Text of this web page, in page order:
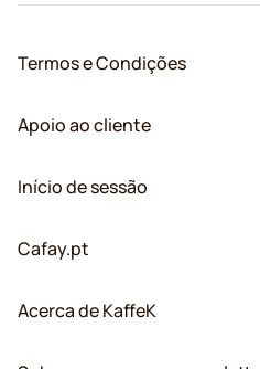
Termos e Condições
Apoio ao cliente
Início de sessão
Cafay.pt
Acerca de KaffeK